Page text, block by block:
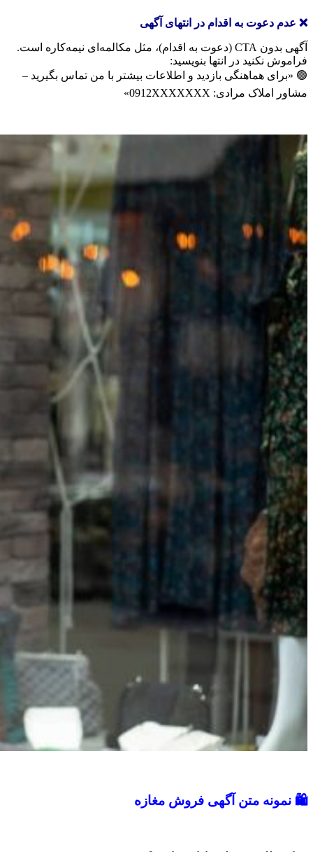
❌ عدم دعوت به اقدام در انتهای آگهی
آگهی بدون CTA (دعوت به اقدام)، مثل مکالمه‌ای نیمه‌کاره است.
فراموش نکنید در انتها بنویسید:
🟢 «برای هماهنگی بازدید و اطلاعات بیشتر با من تماس بگیرید –
مشاور املاک مرادی: 0912XXXXXXX»
🛍️ نمونه متن آگهی فروش مغازه